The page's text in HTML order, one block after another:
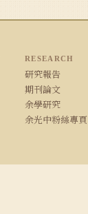
RESEARCH
研究報告
期刊論文
余學研究
余光中粉絲專頁